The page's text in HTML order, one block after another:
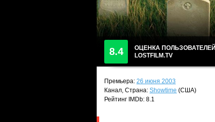
8.4
ОЦЕНКА ПОЛЬЗОВАТЕЛЕЙ
LOSTFILM.TV
Премьера: 26 июня 2003
Канал, Страна: Showtime (США)
Рейтинг IMDb: 8.1